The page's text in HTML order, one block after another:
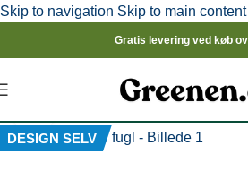
Skip to navigation Skip to main content
Gratis levering ved køb
DESIGN SELV